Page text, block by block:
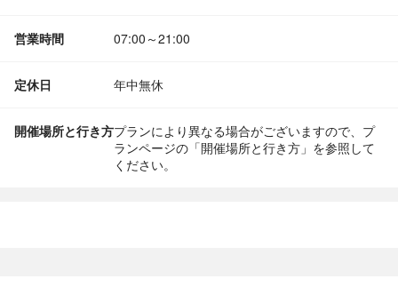
営業時間 07:00～21:00
定休日 年中無休
開催場所と行き方プランにより異なる場合がございますので、プ
ランページの「開催場所と行き方」を参照して
ください。